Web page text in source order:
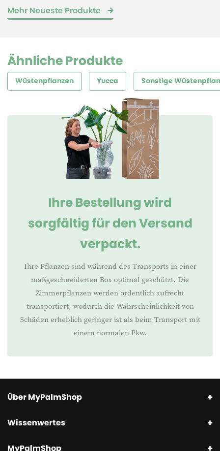
Mehr Neueste Produkte
Ähnliche Produkte
Wüstenpflanzen Yucca Sonstige
Ihre Bestellung wird
sorgfältig für den Versand
verpackt.
Ihre Pflanzen sind während des Transports in einer
maßgeschneiderten Box optimal geschützt. Die
Zimmerpflanzen werden ordentlich aufrecht
transportiert, wodurch die Wahrscheinlichkeit von
Schäden erheblich geringer ist als beim Transport mit
einem normalen Pkw.
Über MyPalmShop
Wissenwertes
MyPalmShop